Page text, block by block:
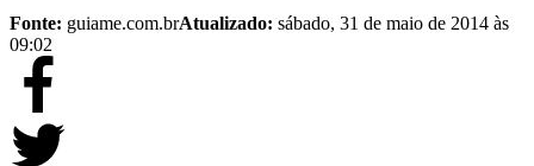
Fonte: guiame.com.brAtualizado: sábado, 31 de maio de 2014 às
09:02